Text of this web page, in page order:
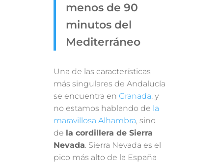
menos de 90
minutos del
Mediterráneo
Una de las características
más singulares de Andalucía
se encuentra en Granada, y
no estamos hablando de la
maravillosa Alhambra, sino
de la cordillera de Sierra
Nevada. Sierra Nevada es el
pico más alto de la España